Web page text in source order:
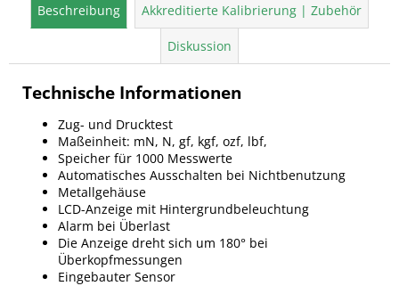
Beschreibung Akkreditierte Kalibrierung | Zubehör
Diskussion
Technische Informationen
Zug- und Drucktest
Maßeinheit: mN, N, gf, kgf, ozf, lbf,
Speicher für 1000 Messwerte
Automatisches Ausschalten bei Nichtbenutzung
Metallgehäuse
LCD-Anzeige mit Hintergrundbeleuchtung
Alarm bei Überlast
Die Anzeige dreht sich um 180° bei
Überkopfmessungen
Eingebauter Sensor